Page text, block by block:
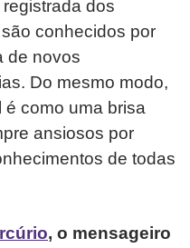
dos
conhecidos por
de novos
Do mesmo modo,
como uma brisa
ansiosos por
de todas
, o mensageiro